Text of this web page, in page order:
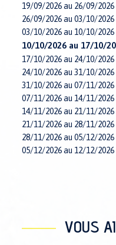
19/09/2026 au 26/09/2026
26/09/2026 au 03/10/2026
03/10/2026 au 10/10/2026
10/10/2026 au 17/10/
17/10/2026 au 24/10/2026
24/10/2026 au 31/10/2026
31/10/2026 au 07/11/2026
07/11/2026 au 14/11/2026
14/11/2026 au 21/11/2026
21/11/2026 au 28/11/2026
28/11/2026 au 05/12/2026
05/12/2026 au 12/12/2026
16/01/2027 au 23/01/2027
VOUS